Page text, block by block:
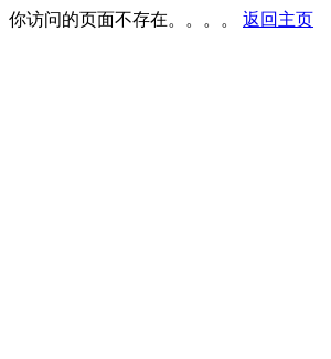
你访问的页面不存在。。。。 返回主页